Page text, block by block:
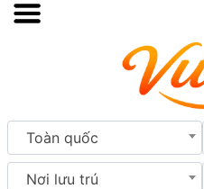
Toàn quốc
Nơi lưu trú